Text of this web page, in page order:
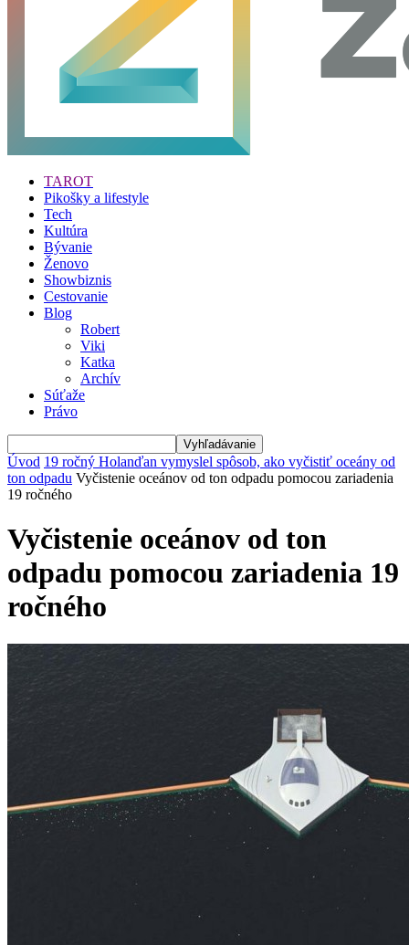
TAROT
Pikošky a lifestyle
Tech
Kultúra
Bývanie
Ženovo
Showbiznis
Cestovanie
Blog
Robert
Viki
Katka
Archív
Súťaže
Právo
Úvod 19 ročný Holanďan vymyslel spôsob, ako vyčistiť oceány od
ton odpadu Vyčistenie oceánov od ton odpadu pomocou zariadenia
19 ročného
Vyčistenie oceánov od ton
odpadu pomocou zariadenia 19
ročného